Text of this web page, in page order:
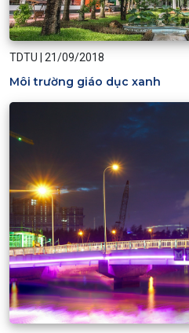
TDTU 21/09/2018
Môi trường giáo dục xanh